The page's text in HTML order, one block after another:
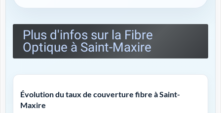
Plus d'infos sur la Fibre
Optique à Saint-Maxire
Évolution du taux de couverture fibre à Saint-
Maxire